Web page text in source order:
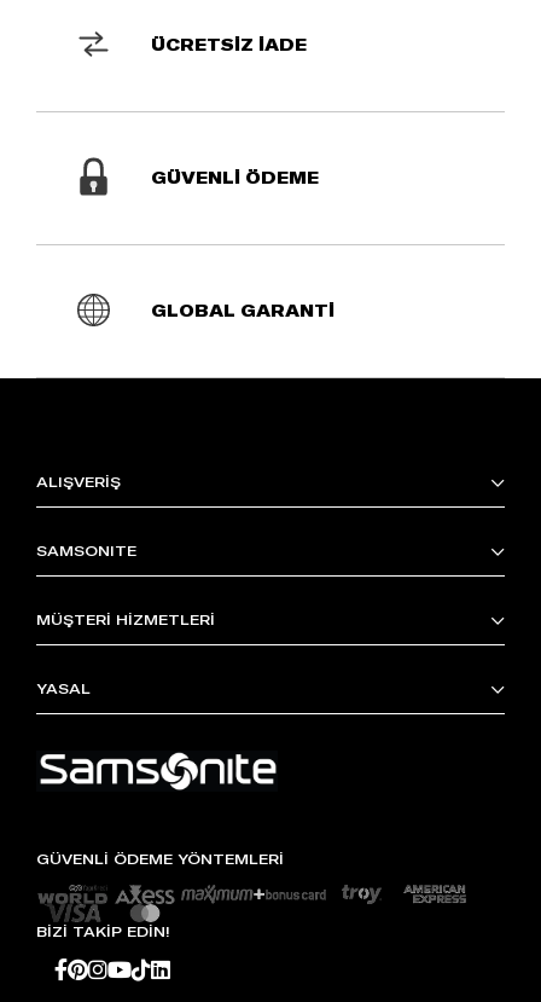
ÜCRETSİZ İADE
GÜVENLİ ÖDEME
GLOBAL GARANTİ
ALIŞVERİŞ
SAMSONITE
MÜŞTERİ HİZMETLERİ
YASAL
GÜVENLİ ÖDEME YÖNTEMLERİ
BİZİ TAKİP EDİN!